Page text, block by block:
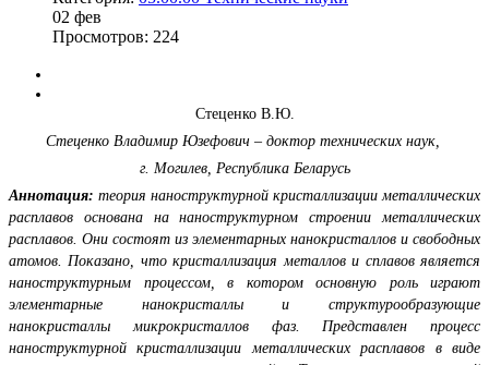
02 фев
Просмотров: 224
Стеценко В.Ю.
Стеценко Владимир Юзефович – доктор технических наук,
г. Могилев, Республика Беларусь
Аннотация: теория наноструктурной кристаллизации металлических
расплавов основана на наноструктурном строении металлических
расплавов. Они состоят из элементарных нанокристаллов и свободных
атомов. Показано, что кристаллизация металлов и сплавов является
наноструктурным процессом, в котором основную роль играют
элементарные нанокристаллы и структурообразующие
нанокристаллы микрокристаллов фаз. Представлен процесс
наноструктурной кристаллизации металлических расплавов в виде